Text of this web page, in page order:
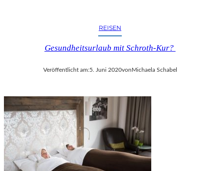
REISEN
Gesundheitsurlaub mit Schroth-Kur?
Veröffentlicht am:5. Juni 2020vonMichaela Schabel